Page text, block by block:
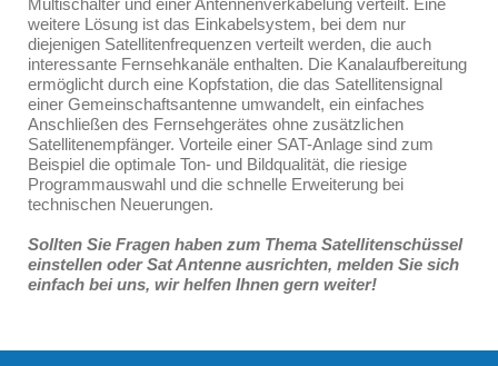
Multischalter und einer Antennenverkabelung verteilt. Eine
weitere Lösung ist das Einkabelsystem, bei dem nur
diejenigen Satellitenfrequenzen verteilt werden, die auch
interessante Fernsehkanäle enthalten. Die Kanalaufbereitung
ermöglicht durch eine Kopfstation, die das Satellitensignal
einer Gemeinschaftsantenne umwandelt, ein einfaches
Anschließen des Fernsehgerätes ohne zusätzlichen
Satellitenempfänger. Vorteile einer SAT-Anlage sind zum
Beispiel die optimale Ton- und Bildqualität, die riesige
Programmauswahl und die schnelle Erweiterung bei
technischen Neuerungen.
Sollten Sie Fragen haben zum Thema Satellitenschüssel
einstellen oder Sat Antenne ausrichten, melden Sie sich
einfach bei uns, wir helfen Ihnen gern weiter!